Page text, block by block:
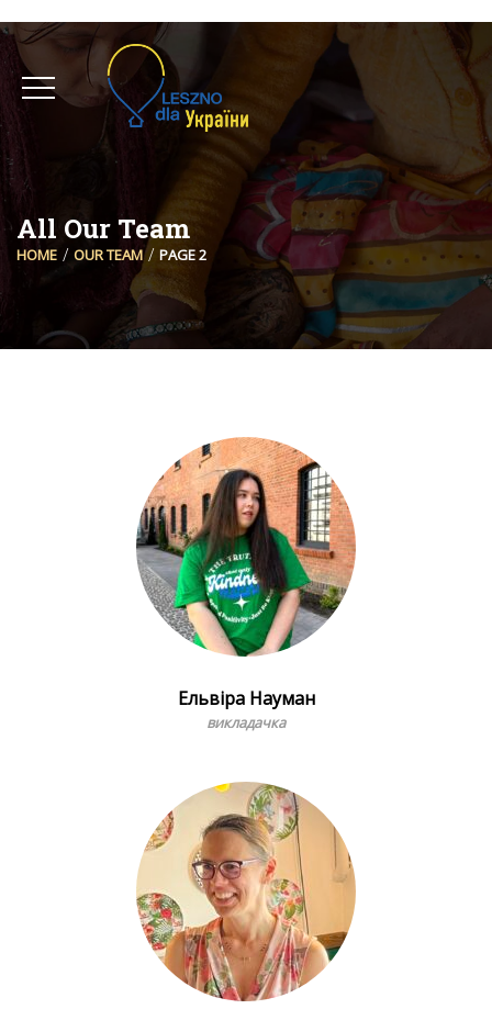
All Our Team
HOME OUR TEAM PAGE 2
Ельвіра Науман
викладачка